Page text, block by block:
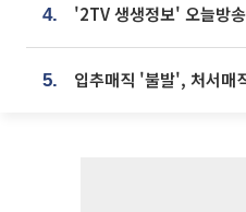
4.
5. 입추매직 '불발', 처서매